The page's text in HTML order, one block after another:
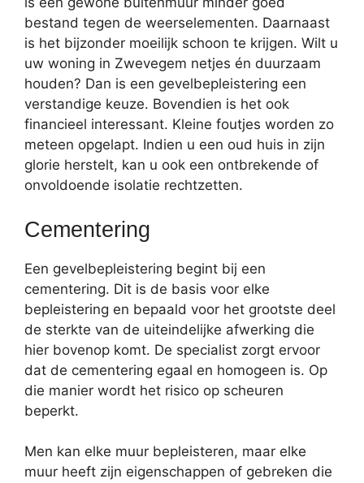
bestand tegen de weerselementen. Daarnaast
is het bijzonder moeilijk schoon te krijgen. Wilt u
uw woning in Zwevegem netjes én duurzaam
houden? Dan is een gevelbepleistering een
verstandige keuze. Bovendien is het ook
financieel interessant. Kleine foutjes worden zo
meteen opgelapt. Indien u een oud huis in zijn
glorie herstelt, kan u ook een ontbrekende of
onvoldoende isolatie rechtzetten.
Cementering
Een gevelbepleistering begint bij een
cementering. Dit is de basis voor elke
bepleistering en bepaald voor het grootste deel
de sterkte van de uiteindelijke afwerking die
hier bovenop komt. De specialist zorgt ervoor
dat de cementering egaal en homogeen is. Op
die manier wordt het risico op scheuren
beperkt.
Men kan elke muur bepleisteren, maar elke
muur heeft zijn eigenschappen of gebreken die